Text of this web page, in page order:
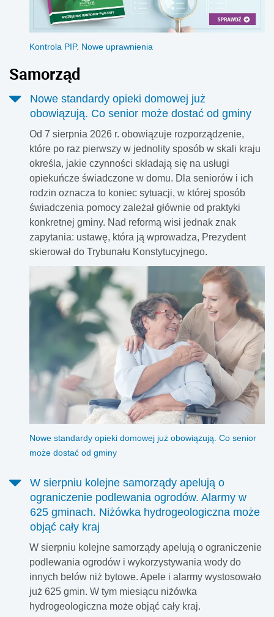
Kontrola PIP. Nowe uprawnienia
Samorząd
Nowe standardy opieki domowej już
obowiązują. Co senior może dostać od gminy
Od 7 sierpnia 2026 r. obowiązuje rozporządzenie,
które po raz pierwszy w jednolity sposób w skali kraju
określa, jakie czynności składają się na usługi
opiekuńcze świadczone w domu. Dla seniorów i ich
rodzin oznacza to koniec sytuacji, w której sposób
świadczenia pomocy zależał głównie od praktyki
konkretnej gminy. Nad reformą wisi jednak znak
zapytania: ustawę, która ją wprowadza, Prezydent
skierował do Trybunału Konstytucyjnego.
Nowe standardy opieki domowej już obowiązują. Co senior
może dostać od gminy
W sierpniu kolejne samorządy apelują o
ograniczenie podlewania ogrodów. Alarmy w
625 gminach. Niżówka hydrogeologiczna może
objąć cały kraj
W sierpniu kolejne samorządy apelują o ograniczenie
podlewania ogrodów i wykorzystywania wody do
innych belów niż bytowe. Apele i alarmy wystosowało
już 625 gmin. W tym miesiącu niżówka
hydrogeologiczna może objąć cały kraj.